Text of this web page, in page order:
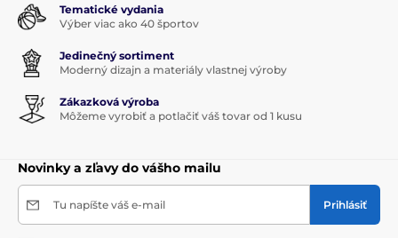
Tematické vydania
Výber viac ako 40 športov
Jedinečný sortiment
Moderný dizajn a materiály vlastnej výroby
Zákazková výroba
Môžeme vyrobiť a potlačiť váš tovar od 1 kusu
Novinky a zľavy do vášho mailu
Tu napíšte váš e-mail Prihlásiť